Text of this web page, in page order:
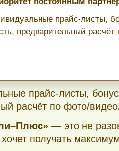
прайс-листы,
предварительный расчёт
прайс-листы,
расчёт по фото/видео
— это не
получать